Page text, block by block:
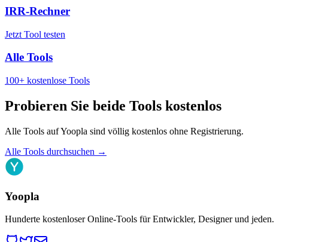
IRR-Rechner
Jetzt Tool testen
Alle Tools
100+ kostenlose Tools
Probieren Sie beide Tools kostenlos
Alle Tools auf Yoopla sind völlig kostenlos ohne Registrierung.
Alle Tools durchsuchen →
Yoopla
Hunderte kostenloser Online-Tools für Entwickler, Designer und jeden.